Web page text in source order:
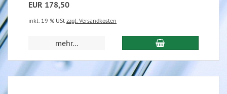
EUR 178,50
inkl. 19 % USt zzgl. Versandkosten
mehr...